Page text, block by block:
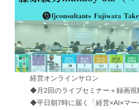
経営オンラインサロン
◆月2回のライブセミナー＋録画視
◆平日朝7時に届く「経営×AI×マー